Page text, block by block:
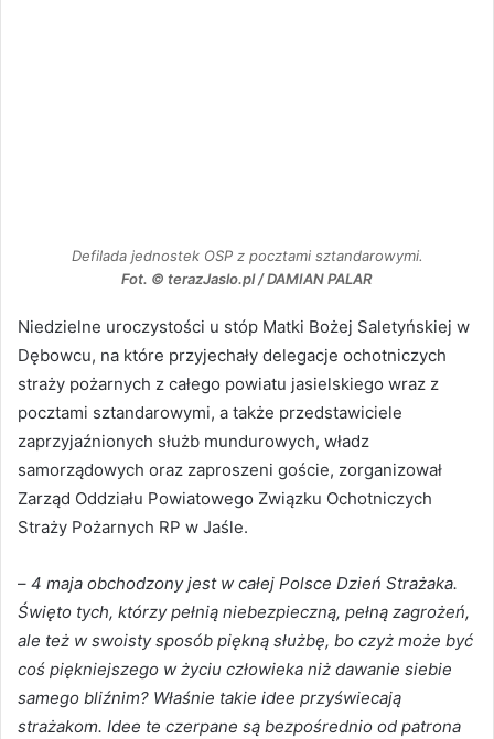
Defilada jednostek OSP z pocztami sztandarowymi.
Fot. © terazJaslo.pl / DAMIAN PALAR
Niedzielne uroczystości u stóp Matki Bożej Saletyńskiej w
Dębowcu, na które przyjechały delegacje ochotniczych
straży pożarnych z całego powiatu jasielskiego wraz z
pocztami sztandarowymi, a także przedstawiciele
zaprzyjaźnionych służb mundurowych, władz
samorządowych oraz zaproszeni goście, zorganizował
Zarząd Oddziału Powiatowego Związku Ochotniczych
Straży Pożarnych RP w Jaśle.
– 4 maja obchodzony jest w całej Polsce Dzień Strażaka.
Święto tych, którzy pełnią niebezpieczną, pełną zagrożeń,
ale też w swoisty sposób piękną służbę, bo czyż może być
coś piękniejszego w życiu człowieka niż dawanie siebie
samego bliźnim? Właśnie takie idee przyświecają
strażakom. Idee te czerpane są bezpośrednio od patrona